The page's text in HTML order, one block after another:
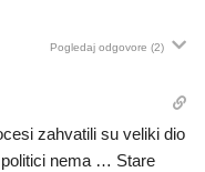
Pogledaj odgovore (2)
zahvatili su veliki dio
politici nema … Stare